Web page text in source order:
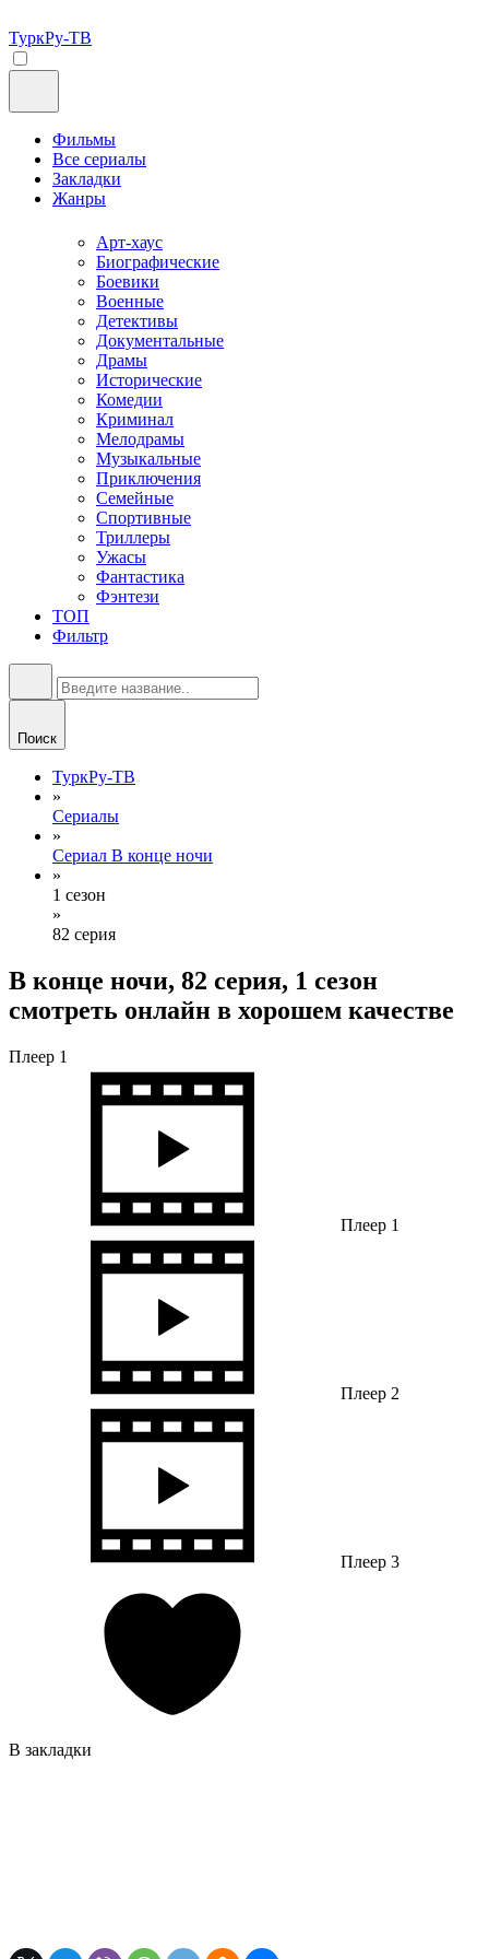
ТуркРу-ТВ
Фильмы
Все сериалы
Закладки
Жанры
Арт-хаус
Биографические
Боевики
Военные
Детективы
Документальные
Драмы
Исторические
Комедии
Криминал
Мелодрамы
Музыкальные
Приключения
Семейные
Спортивные
Триллеры
Ужасы
Фантастика
Фэнтези
ТОП
Фильтр
Поиск
ТуркРу-ТВ
»
Сериалы
»
Сериал В конце ночи
»
1 сезон
»
82 серия
В конце ночи, 82 серия, 1 сезон
смотреть онлайн в хорошем качестве
Плеер 1
Плеер 1
Плеер 2
Плеер 3
В закладки